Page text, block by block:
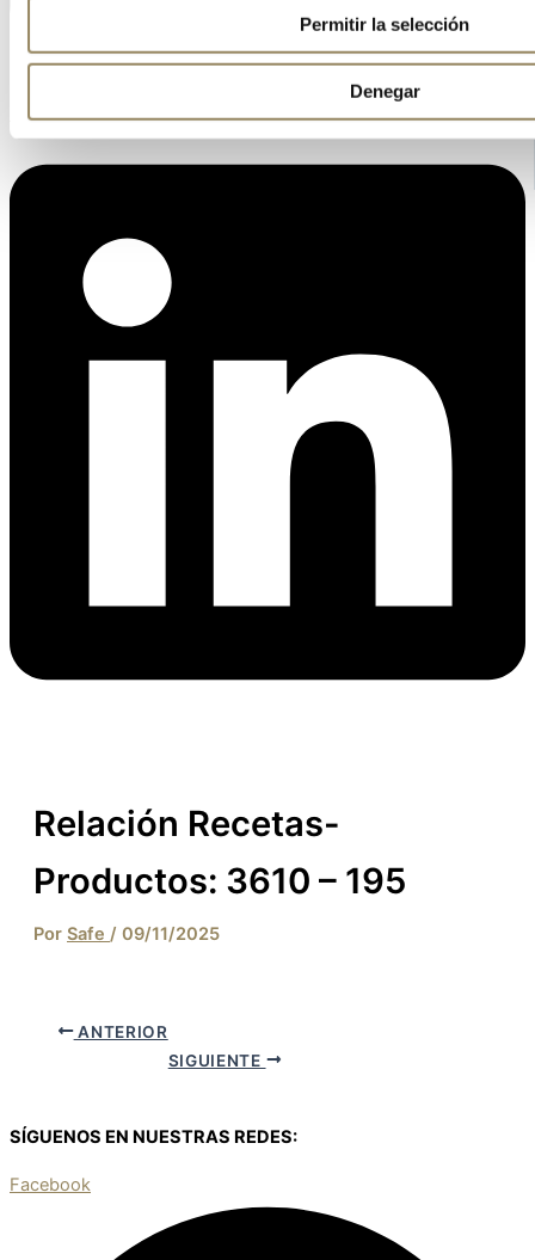
Permitir la selección
Denegar
Linkedin
Relación Recetas-
Productos: 3610 – 195
Por Safe / 09/11/2025
ANTERIOR
SIGUIENTE
SÍGUENOS EN NUESTRAS REDES:
Facebook